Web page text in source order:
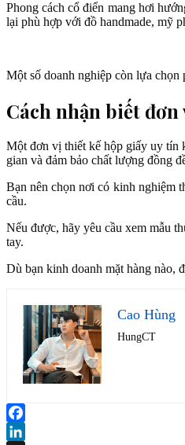
Phong cách cổ điển mang hơi
lại phù hợp với đồ handmade, mỹ
Một số doanh nghiệp còn lựa chọn
Cách nhận biết
Một đơn vị thiết kế hộp giấy uy tín
gian và đảm bảo chất lượng đồng
Bạn nên chọn nơi có kinh nghiệm
cầu.
Nếu được, hãy yêu cầu xem mẫu
tay.
Dù bạn kinh doanh mặt hàng nào,
Cao Hùng
HungCT
Facebook